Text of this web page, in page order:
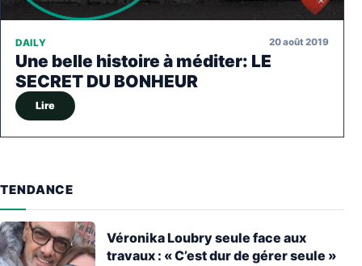
DAILY 20 août 2019
Une belle histoire à méditer: LE
SECRET DU BONHEUR
Lire
TENDANCE
Véronika Loubry seule face aux
travaux : « C’est dur de gérer seule »